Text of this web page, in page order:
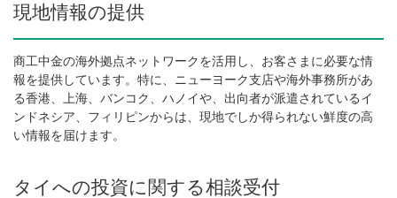
現地情報の提供
商工中金の海外拠点ネットワークを活用し、お客さまに必要な情
報を提供しています。特に、ニューヨーク支店や海外事務所があ
る香港、上海、バンコク、ハノイや、出向者が派遣されているイ
ンドネシア、フィリピンからは、現地でしか得られない鮮度の高
い情報を届けます。
タイへの投資に関する相談受付